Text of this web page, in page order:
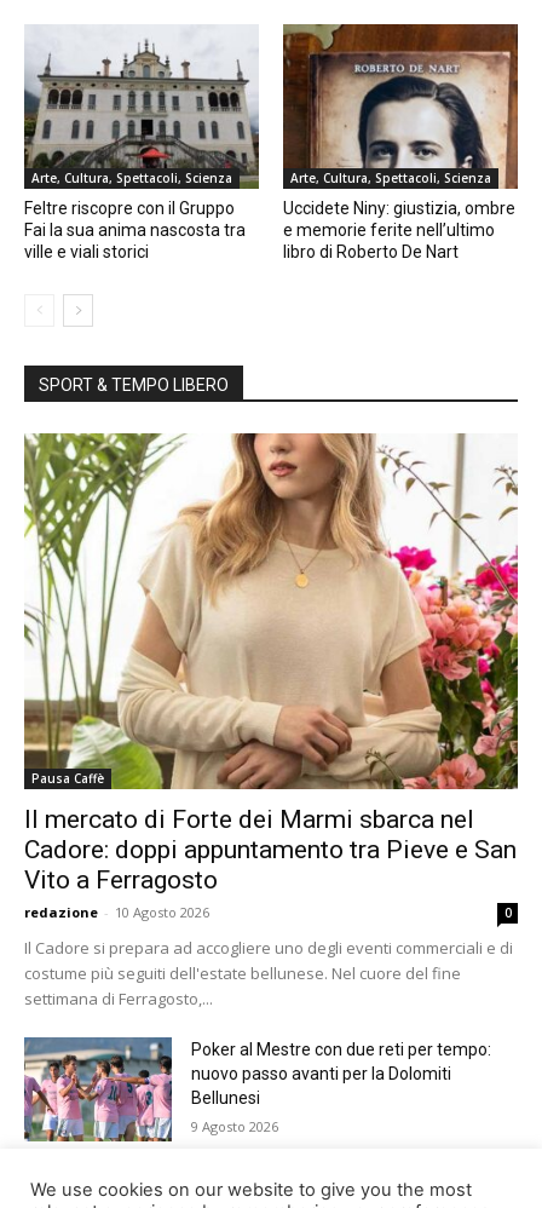
Arte, Cultura, Spettacoli, Scienza
Feltre riscopre con il Gruppo
Fai la sua anima nascosta tra
ville e viali storici
Arte, Cultura, Spettacoli, Scienza
Uccidete Niny: giustizia, ombre
e memorie ferite nell’ultimo
libro di Roberto De Nart
SPORT & TEMPO LIBERO
Pausa Caffè
Il mercato di Forte dei Marmi sbarca nel
Cadore: doppi appuntamento tra Pieve e San
Vito a Ferragosto
redazione - 10 Agosto 2026 0
Il Cadore si prepara ad accogliere uno degli eventi commerciali e di
costume più seguiti dell'estate bellunese. Nel cuore del fine
settimana di Ferragosto,...
Poker al Mestre con due reti per tempo:
nuovo passo avanti per la Dolomiti
Bellunesi
9 Agosto 2026
Paracadutismo, Trofeo Città di Belluno.
We use cookies on our website to give you the most